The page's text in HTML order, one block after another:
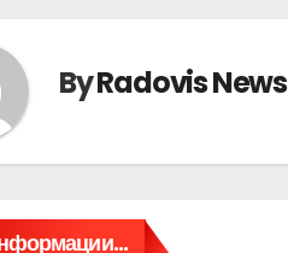
ByRadovis News